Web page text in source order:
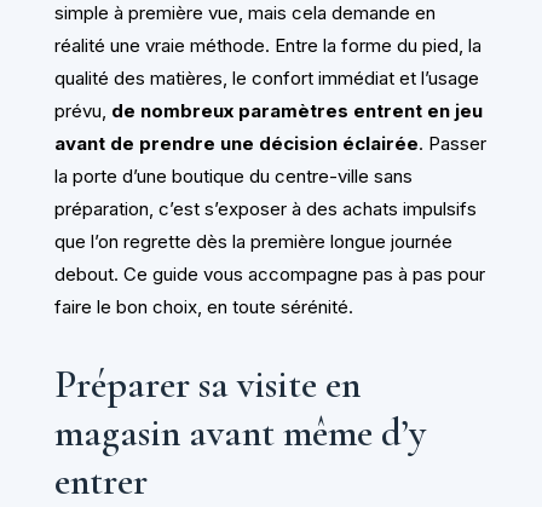
simple à première vue, mais cela demande en
réalité une vraie méthode. Entre la forme du pied, la
qualité des matières, le confort immédiat et l’usage
prévu, de nombreux paramètres entrent en jeu
avant de prendre une décision éclairée. Passer
la porte d’une boutique du centre-ville sans
préparation, c’est s’exposer à des achats impulsifs
que l’on regrette dès la première longue journée
debout. Ce guide vous accompagne pas à pas pour
faire le bon choix, en toute sérénité.
Préparer sa visite en
magasin avant même d’y
entrer